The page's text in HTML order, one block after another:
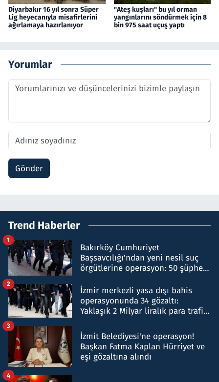
Diyarbakır 16 yıl sonra Süper
Lig heyecanıyla misafirlerini
ağırlamaya hazırlanıyor
"Ateş kuşları" bu yıl orman
yangınlarını söndürmek için 8
bin 975 saat uçuş yaptı
Yorumlar
Gönder
Trend Haberler
Bakırköy Cumhuriyet
Başsavcılığı'ndan yeni nesil suç
örgütlerine operasyon: 50 şüpheli
1
İzmir merkezli yasa dışı bahis
operasyonunda 34 gözaltı:
Yaklaşık 2 Milyar liralık para trafiği
2
İzmit Belediyesi'ne operasyon!
Başkan Fatma Kaplan Hürriyet ve
eşi gözaltına alındı
3
4